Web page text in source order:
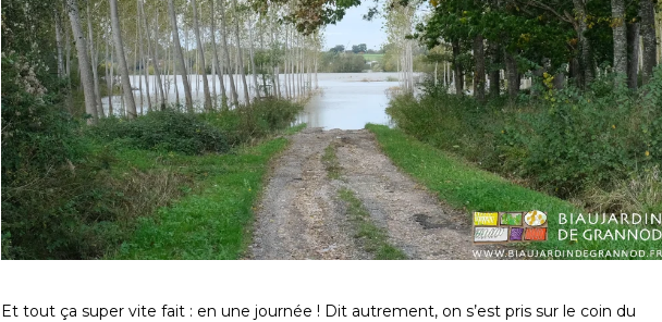
Et tout ça super vite fait : en une journée ! Dit autrement, on s’est pris sur le coin du